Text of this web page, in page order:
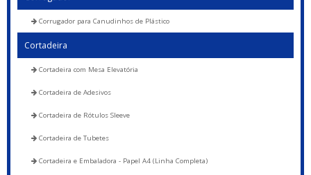
Corrugador para Canudinhos de Plástico
Cortadeira
Cortadeira com Mesa Elevatória
Cortadeira de Adesivos
Cortadeira de Rótulos Sleeve
Cortadeira de Tubetes
Cortadeira e Embaladora - Papel A4 (Linha Completa)